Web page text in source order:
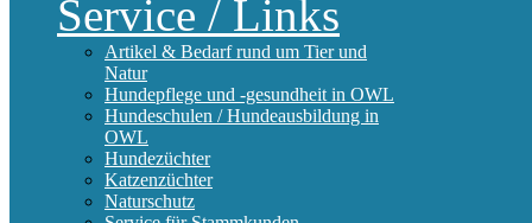
Service / Links
Artikel & Bedarf rund um Tier und
Natur
Hundepflege und -gesundheit in OWL
Hundeschulen / Hundeausbildung in
OWL
Hundezüchter
Katzenzüchter
Naturschutz